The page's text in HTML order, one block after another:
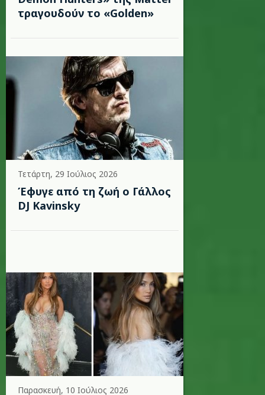
τραγουδούν το «Golden»
Τετάρτη, 29 Ιούλιος 2026
Έφυγε από τη ζωή ο Γάλλος
DJ Kavinsky
Παρασκευή, 10 Ιούλιος 2026